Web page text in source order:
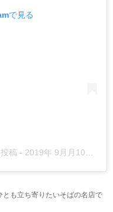
で見る
稿 - 2019年 9月月10日午後10時20分PDT
とも立ち寄りたいそばの名店で